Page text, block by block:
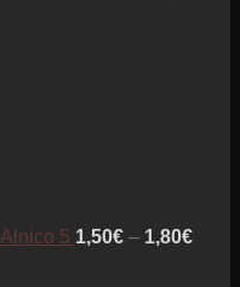
5 1,50€ – 1,80€1,80€